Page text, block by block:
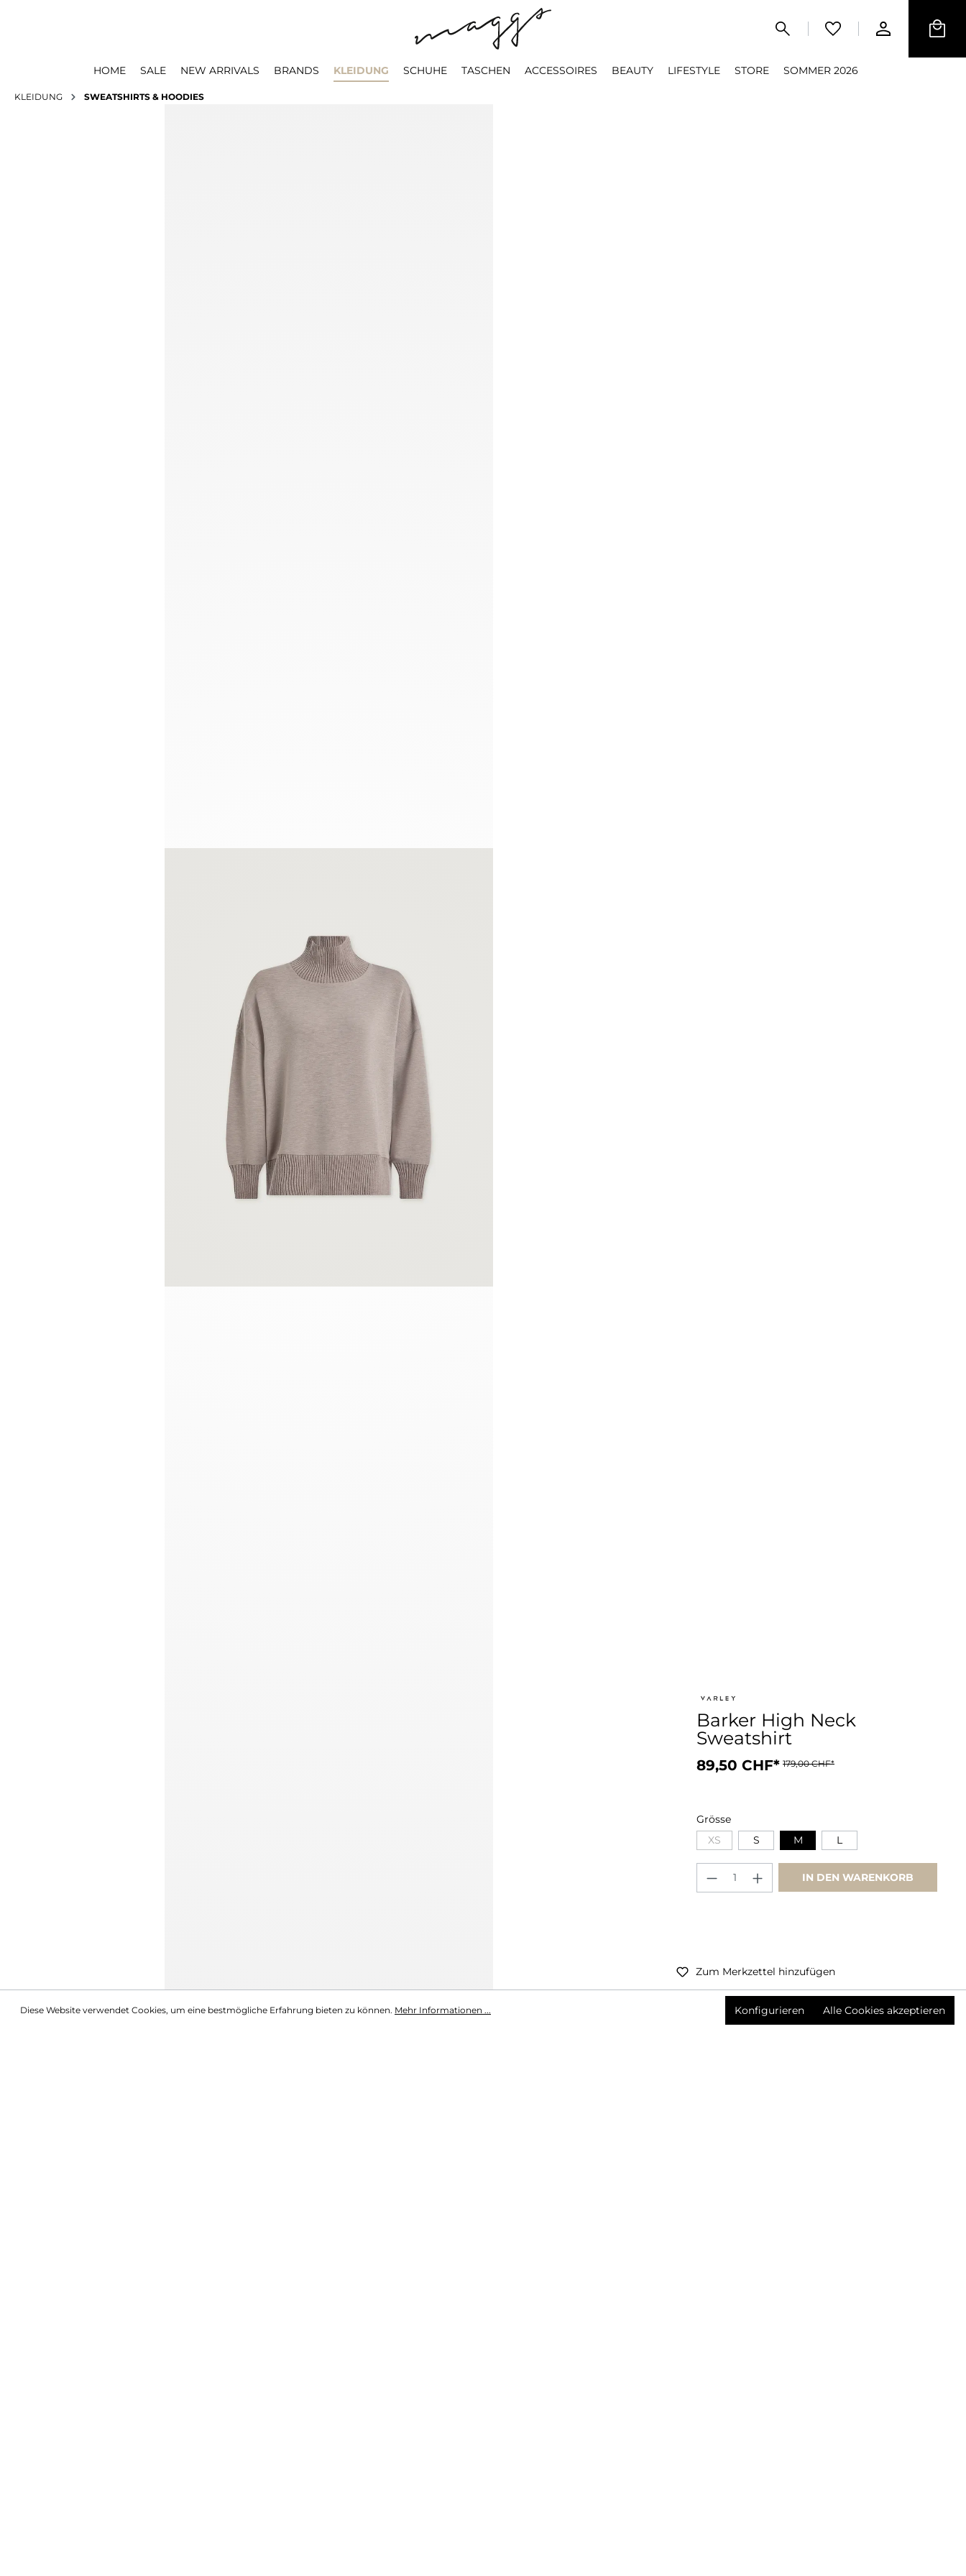
HOME SALE NEW ARRIVALS BRANDS KLEIDUNG SCHUHE TASCHEN ACCESSOIRES BEAUTY LIFESTYLE STORE SOMMER 2026
KLEIDUNG SWEATSHIRTS & HOODIES
Barker High Neck
Sweatshirt
89,50 CHF* 179,00 CHF*
Grösse
XS
S M L
IN DEN WARENKORB
Zum Merkzettel hinzufügen
Produktnummer:3642612003
Diese Website verwendet Cookies, um eine bestmögliche Erfahrung bieten zu können. Mehr Informationen ... Konfigurieren Alle Cookies akzeptieren